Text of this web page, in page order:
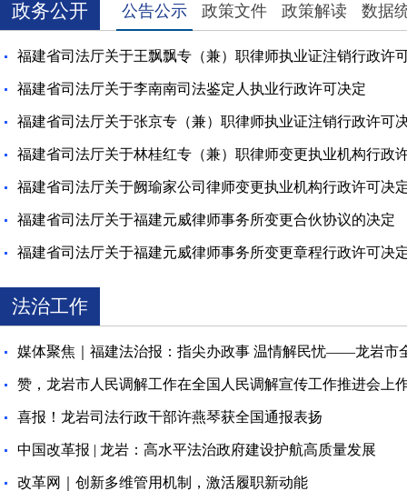
政务公开 公告公示 政策文件 政策解读 数据
福建省司法厅关于王飘飘专（兼）职律师执业证注销行政许
福建省司法厅关于李南南司法鉴定人执业行政许可决定
福建省司法厅关于张京专（兼）职律师执业证注销行政许可
福建省司法厅关于林桂红专（兼）职律师变更执业机构行政
福建省司法厅关于阙瑜家公司律师变更执业机构行政许可决
福建省司法厅关于福建元威律师事务所变更合伙协议的决定
福建省司法厅关于福建元威律师事务所变更章程行政许可决
法治工作
媒体聚焦｜福建法治报：指尖办政事 温情解民忧——龙岩市
赞，龙岩市人民调解工作在全国人民调解宣传工作推进会上
喜报！龙岩司法行政干部许燕琴获全国通报表扬
中国改革报 | 龙岩：高水平法治政府建设护航高质量发展
改革网｜创新多维管用机制，激活履职新动能